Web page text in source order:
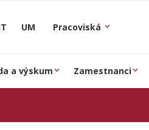
UM Pracoviská
a výskum Zamestnanci